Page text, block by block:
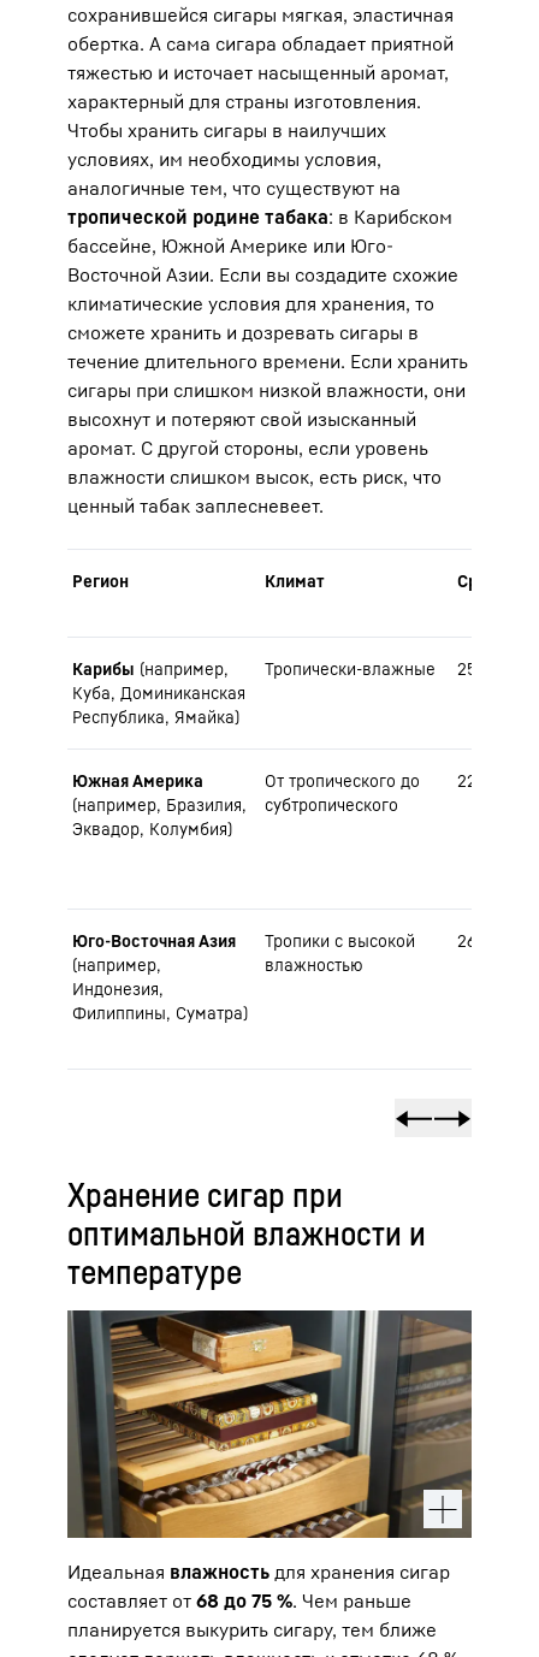
сохранившейся сигары мягкая, эластичная
обертка. А сама сигара обладает приятной
тяжестью и источает насыщенный аромат,
характерный для страны изготовления.
Чтобы хранить сигары в наилучших
условиях, им необходимы условия,
аналогичные тем, что существуют на
тропической родине табака: в Карибском
бассейне, Южной Америке или Юго-
Восточной Азии. Если вы создадите схожие
климатические условия для хранения, то
сможете хранить и дозревать сигары в
течение длительного времени. Если хранить
сигары при слишком низкой влажности, они
высохнут и потеряют свой изысканный
аромат. С другой стороны, если уровень
влажности слишком высок, есть риск, что
ценный табак заплесневеет.
Регион Климат Средняя
Карибы (например,
Куба, Доминиканская
Республика, Ямайка)
Тропически-влажные 25-28 °C
Южная Америка
(например, Бразилия,
Эквадор, Колумбия)
От тропического до
субтропического
22-27 °C
Юго-Восточная Азия
(например,
Индонезия,
Филиппины, Суматра)
Тропики с высокой
влажностью
26-30 °C
Хранение сигар при
оптимальной влажности и
температуре
Идеальная влажность для хранения сигар
составляет от 68 до 75 %. Чем раньше
планируется выкурить сигару, тем ближе